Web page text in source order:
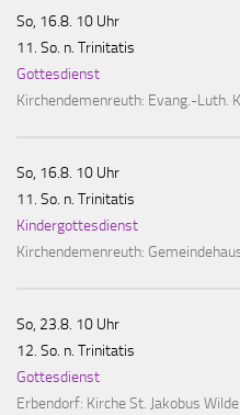
So, 16.8. 10 Uhr
11. So. n. Trinitatis
Gottesdienst
Kirchendemenreuth: Evang.-Luth.
So, 16.8. 10 Uhr
11. So. n. Trinitatis
Kindergottesdienst
Kirchendemenreuth:
So, 23.8. 10 Uhr
12. So. n. Trinitatis
Gottesdienst
Erbendorf: Kirche St. Jakobus